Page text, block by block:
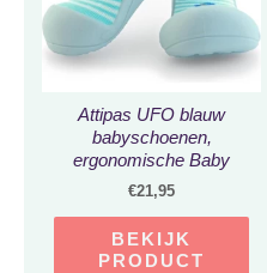
Attipas UFO blauw
babyschoenen,
ergonomische Baby
slippers, slofjes maat
€21,95
BEKIJK
PRODUCT